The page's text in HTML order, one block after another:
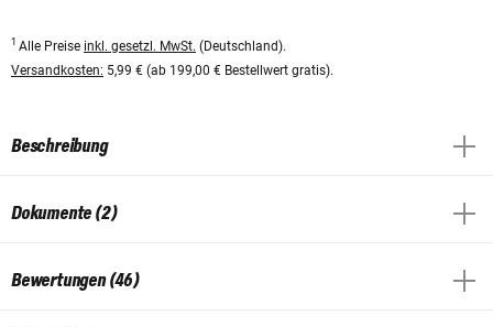
1 Alle Preise inkl. gesetzl. MwSt. (Deutschland).
Versandkosten: 5,99 € (ab 199,00 € Bestellwert gratis).
Beschreibung
Dokumente (2)
Bewertungen (46)